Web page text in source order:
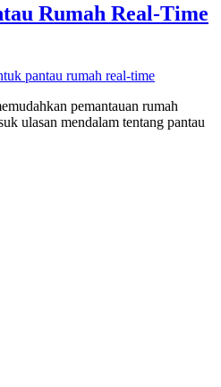
Rumah Real-Time
pemantauan rumah
ulasan mendalam tentang pantau